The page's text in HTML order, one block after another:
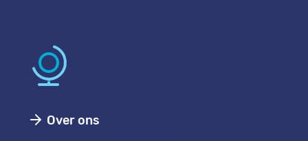
Over ons